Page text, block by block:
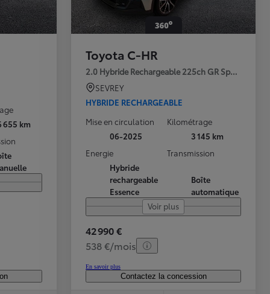
655 km
Toyota C-HR
2.0 Hybride Rechargeable 225ch GR Sport
SEVREY
HYBRIDE RECHARGEABLE
Mise en circulation
06-2025
Kilométrage
3 145 km
Energie
Hybride
rechargeable
Essence
Transmission
Boîte
automatique
Voir plus
42 990 €
538 €/mois
En savoir plus
Contactez la concession